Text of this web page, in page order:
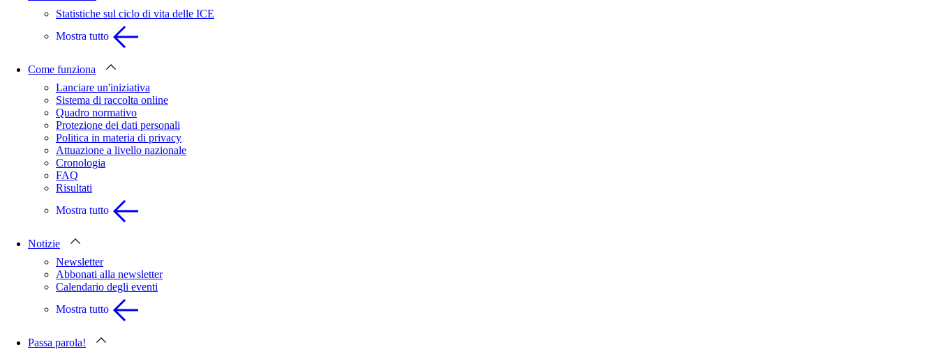
Statistiche sul ciclo di vita delle ICE
Mostra tutto
Come funziona
Lanciare un'iniziativa
Sistema di raccolta online
Quadro normativo
Protezione dei dati personali
Politica in materia di privacy
Attuazione a livello nazionale
Cronologia
FAQ
Risultati
Mostra tutto
Notizie
Newsletter
Abbonati alla newsletter
Calendario degli eventi
Mostra tutto
Passa parola!